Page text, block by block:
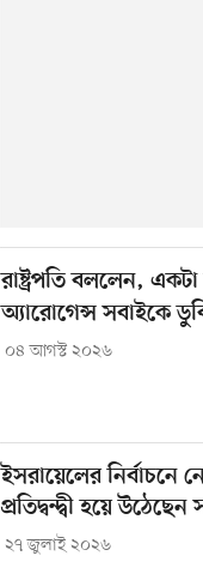
রাষ্ট্রপতি বললেন,
অ্যারোগেন্স সবাইকে
০৪ আগস্ট ২০২৬
ইসরায়েলের নির্বাচনে
প্রতিদ্বন্দ্বী হয়ে
২৭ জুলাই ২০২৬